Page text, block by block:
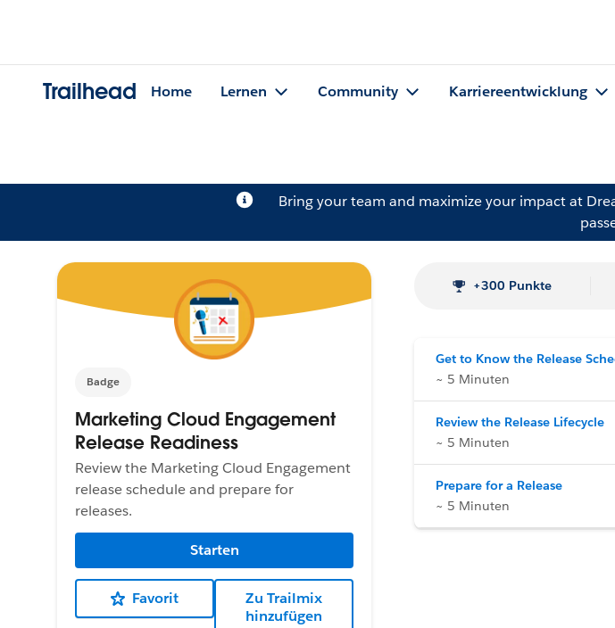
Trailhead Home Lernen Community Karriereentwicklung
Bring your team and maximize your impact at
Badge
Marketing Cloud Engagement
Release Readiness
Review the Marketing Cloud Engagement
release schedule and prepare for
releases.
Starten
Favorit
Zu Trailmix
hinzufügen
+300 Punkte
Get to Know the Release
~ 5 Minuten
Review the Release Lifecycle
~ 5 Minuten
Prepare for a Release
~ 5 Minuten